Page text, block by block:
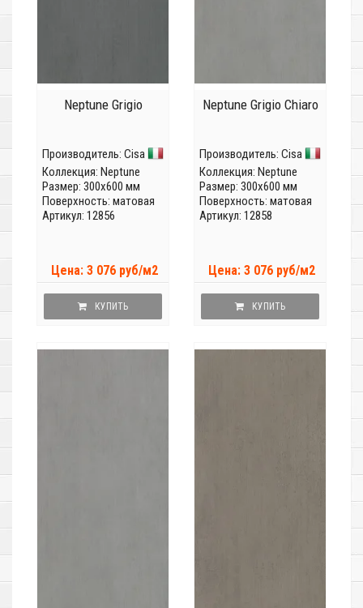
Neptune Grigio
Производитель: Cisa
Коллекция: Neptune
Размер: 300x600 мм
Поверхность: матовая
Артикул: 12856
Цена: 3 076 руб/м2
КУПИТЬ
Neptune Grigio Chiaro
Производитель: Cisa
Коллекция: Neptune
Размер: 300x600 мм
Поверхность: матовая
Артикул: 12858
Цена: 3 076 руб/м2
КУПИТЬ